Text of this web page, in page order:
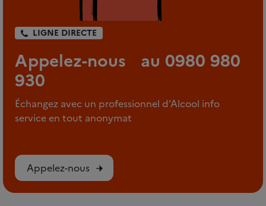
LIGNE DIRECTE
Appelez-nous au 0980 980
930
Échangez avec un professionnel d’Alcool info
service en tout anonymat
Appelez-nous